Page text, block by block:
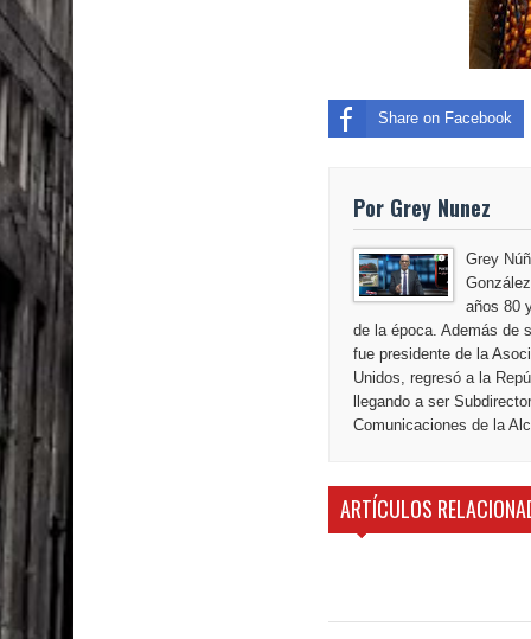
Nueva York aprueba ley para poner fin a la vida
Share on Facebook
Por Grey Nunez
Grey
años 80
de la época. Además de
fue presidente de la
Unidos, regresó a la
llegando a ser
Comunicaciones de la
ARTÍCULOS